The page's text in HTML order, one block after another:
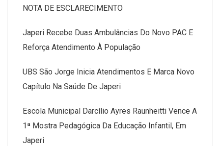
NOTA DE ESCLARECIMENTO
Japeri Recebe Duas Ambulâncias Do Novo PAC E
Reforça Atendimento À População
UBS São Jorge Inicia Atendimentos E Marca Novo
Capítulo Na Saúde De Japeri
Escola Municipal Darcílio Ayres Raunheitti Vence A
1ª Mostra Pedagógica Da Educação Infantil, Em
Japeri